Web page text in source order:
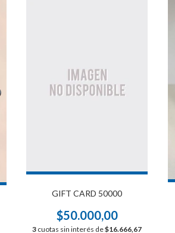
GIFT CARD 50000
$50.000,00
3 cuotas sin interés de$16.666,67